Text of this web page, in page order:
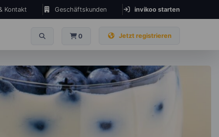
Kontakt Geschäftskunden invikoo starten
0 Jetzt registrieren